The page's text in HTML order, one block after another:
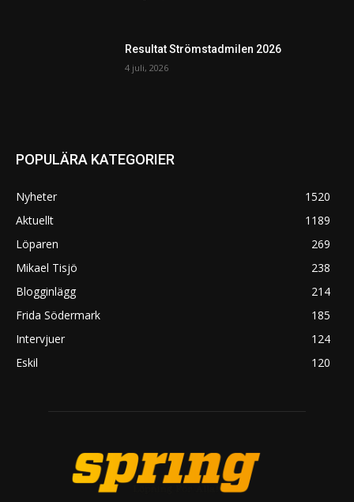
Resultat Strömstadmilen 2026
4 juli, 2026
POPULÄRA KATEGORIER
Nyheter
1520
Aktuellt
1189
Löparen
269
Mikael Tisjö
238
Blogginlägg
214
Frida Södermark
185
Intervjuer
124
Eskil
120